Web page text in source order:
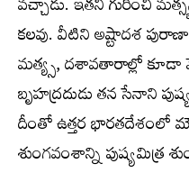
వచ్చాడు. ఇతని గురించి
కలవు. వీటిని అష్టాదశ
మత్య్స, దశావతారాల్లో కూడా
బృహద్రదుడు తన సేనాని
దీంతో ఉత్తర భారతదేశంలో
శుంగవంశాన్ని పుష్యమిత్ర